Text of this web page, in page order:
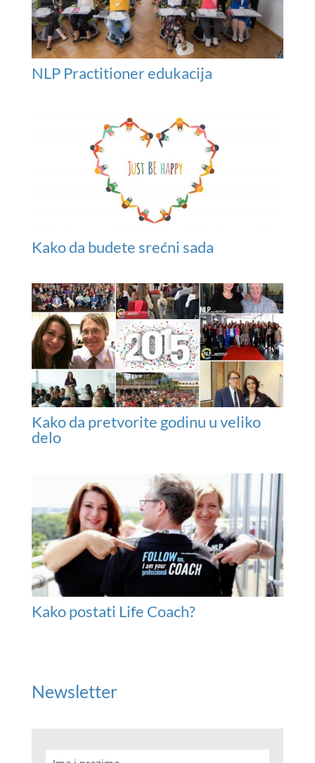
NLP Practitioner edukacija
Kako da budete srećni sada
Kako da pretvorite godinu u veliko
delo
Kako postati Life Coach?
Newsletter